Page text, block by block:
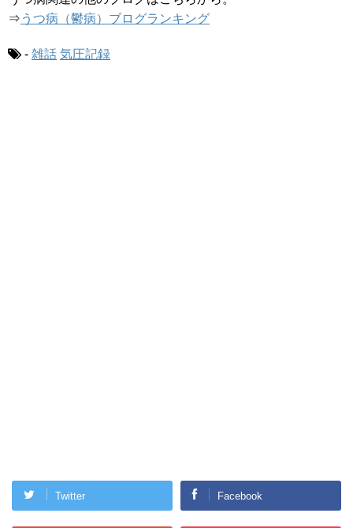
⇒ うつ病（鬱病）ブログランキング
- 雑話 気圧記録
Twitter Facebook